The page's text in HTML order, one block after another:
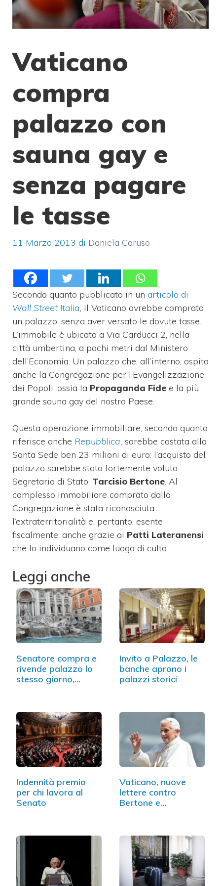
Vaticano
compra
palazzo con
sauna gay e
senza pagare
le tasse
11 Marzo 2013 di Daniela Caruso
Secondo quanto pubblicato in un articolo di
Wall Street Italia, il Vaticano avrebbe comprato
un palazzo, senza aver versato le dovute tasse.
L’immobile è ubicato a Via Carducci 2, nella
città umbertina, a pochi metri dal Ministero
dell’Economia. Un palazzo che, all’interno, ospita
anche la Congregazione per l’Evangelizzazione
dei Popoli, ossia la Propaganda Fide e la più
grande sauna gay del nostro Paese.
Questa operazione immobiliare, secondo quanto
riferisce anche Repubblica, sarebbe costata alla
Santa Sede ben 23 milioni di euro: l’acquisto del
palazzo sarebbe stato fortemente voluto
Segretario di Stato, Tarcisio Bertone. Al
complesso immobiliare comprato dalla
Congregazione è stata riconosciuta
l’extraterritorialità e, pertanto, esente
fiscalmente, anche grazie ai Patti Lateranensi
che lo individuano come luogo di culto.
Leggi anche
Senatore compra e
rivende palazzo lo
stesso giorno,…
Invito a Palazzo, le
banche aprono i
palazzi storici
Indennità premio
per chi lavora al
Senato
Vaticano, nuove
lettere contro
Bertone e